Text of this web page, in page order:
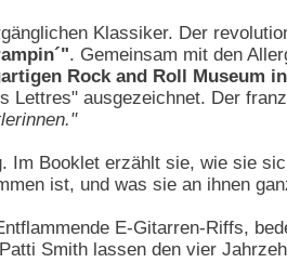
Klassiker. Der
. Gemeinsam mit den
Rock and Roll Museum
Lettres" ausgezeichnet. Der
Im Booklet erzählt sie, wie sie
ist, und was sie an ihnen
E-Gitarren-Riffs,
Smith lassen den vier